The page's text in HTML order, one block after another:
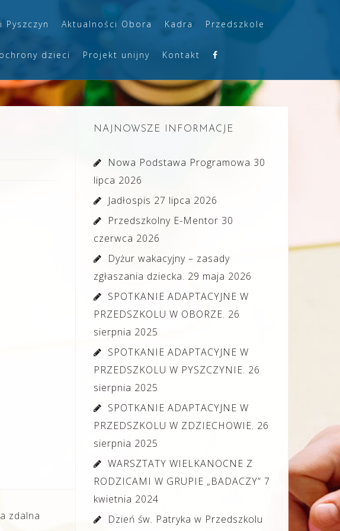
Pyszczyn Aktualności Obora Kadra Przedszkole
dzieci Projekt unijny Kontakt
zdalna
NAJNOWSZE INFORMACJE
Nowa Podstawa Programowa 30
lipca 2026
Jadłospis 27 lipca 2026
Przedszkolny E-Mentor 30
czerwca 2026
Dyżur wakacyjny – zasady
zgłaszania dziecka. 29 maja 2026
SPOTKANIE ADAPTACYJNE W
PRZEDSZKOLU W OBORZE. 26
sierpnia 2025
SPOTKANIE ADAPTACYJNE W
PRZEDSZKOLU W PYSZCZYNIE. 26
sierpnia 2025
SPOTKANIE ADAPTACYJNE W
PRZEDSZKOLU W ZDZIECHOWIE. 26
sierpnia 2025
WARSZTATY WIELKANOCNE Z
RODZICAMI W GRUPIE „BADACZY” 7
kwietnia 2024
Dzień św. Patryka w Przedszkolu